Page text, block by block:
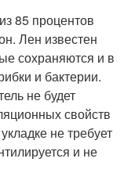
85 процентов
Лен известен
сохраняются и в
и бактерии.
не будет
свойств
не требует
и не